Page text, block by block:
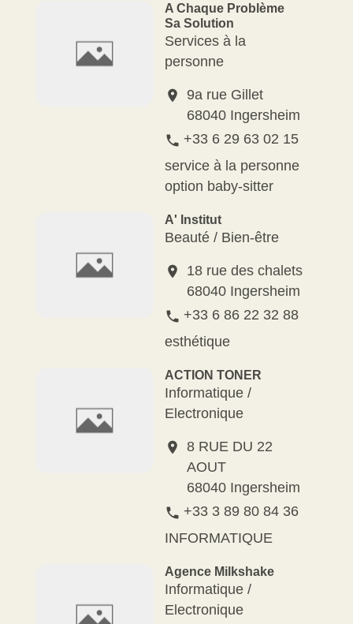
A Chaque Problème
Sa Solution
Services à la
personne
location_on
9a rue Gillet
68040 Ingersheim
phone +33 6 29 63 02 15
service à la personne
option baby-sitter
A' Institut
Beauté / Bien-être
location_on
18 rue des chalets
68040 Ingersheim
phone +33 6 86 22 32 88
esthétique
ACTION TONER
Informatique /
Electronique
location_on 8 RUE DU 22
AOUT
68040 Ingersheim
phone +33 3 89 80 84 36
INFORMATIQUE
Agence Milkshake
Informatique /
Electronique